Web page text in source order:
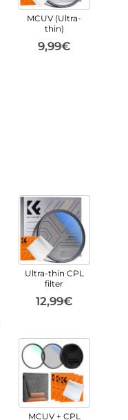
MCUV (Ultra-
thin)
9,99€
Ultra-thin CPL
filter
12,99€
MCUV + CPL